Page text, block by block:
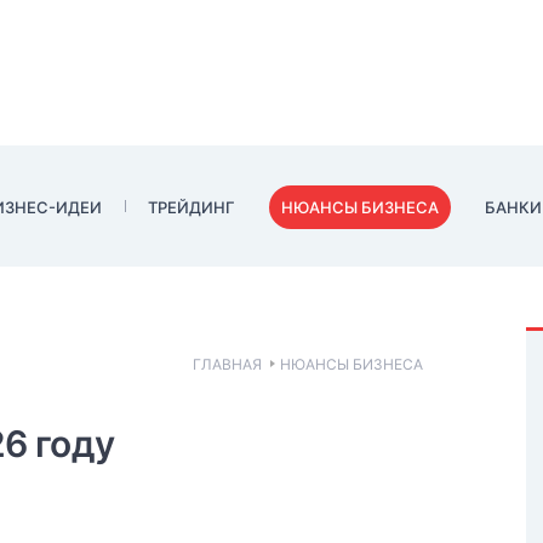
ИДЕИ ТРЕЙДИНГ НЮАНСЫ БИЗНЕСА
ГЛАВНАЯ НЮАНСЫ БИЗНЕСА
году